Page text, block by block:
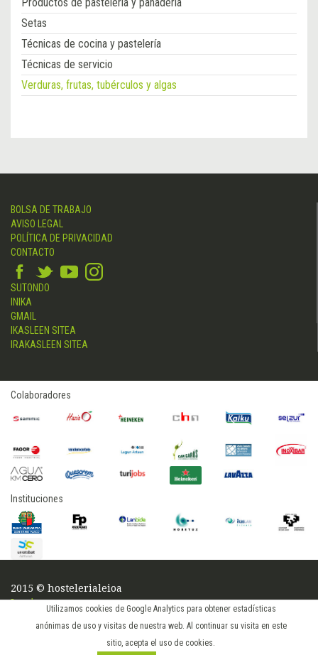
Utilizamos cookies de Google Analytics para obtener estadísticas
anónimas de uso y visitas de nuestra web. Al continuar su visita en este
sitio, acepta el uso de cookies.
Setas
Técnicas de cocina y pastelería
Técnicas de servicio
Verduras, frutas, tubérculos y algas
BOLSA DE TRABAJO
AVISO LEGAL
POLÍTICA DE PRIVACIDAD
CONTACTO
SUTONDO
INIKA
GMAIL
IKASLEEN SITEA
IRAKASLEEN SITEA
Colaboradores
Instituciones
2015 © hostelerialeioa
Log in